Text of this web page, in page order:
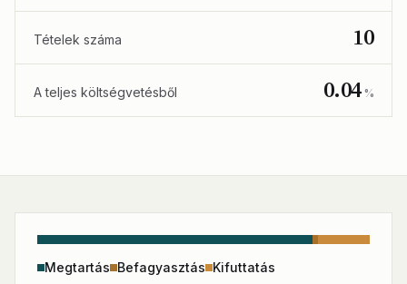
Tételek száma 10
A teljes költségvetésből 0.04 %
Megtartás Befagyasztás Kifuttatás